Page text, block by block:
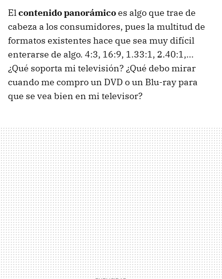
Elcontenido panorámicoes algo que trae de
cabeza a los consumidores, pues la multitud de
formatos existentes hace que sea muy difícil
enterarse de algo. 4:3, 16:9, 1.33:1, 2.40:1,...
¿Qué soporta mi televisión? ¿Qué debo mirar
cuando me compro un DVD o un Blu-ray para
que se vea bien en mi televisor?